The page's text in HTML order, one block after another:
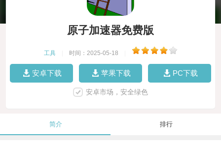
原子加速器免费版
工具 时间：2025-05-18
安卓下载 苹果下载 PC下载
安卓市场，安全绿色
简介 排行